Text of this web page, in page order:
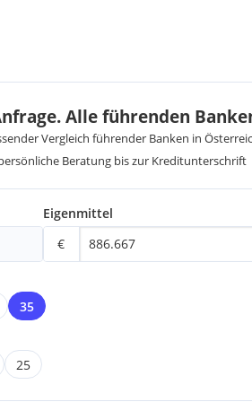
Alle führenden
Vergleich führender Banken in
Beratung bis zur Kreditunterschrift
Eigenmittel
€
35
25